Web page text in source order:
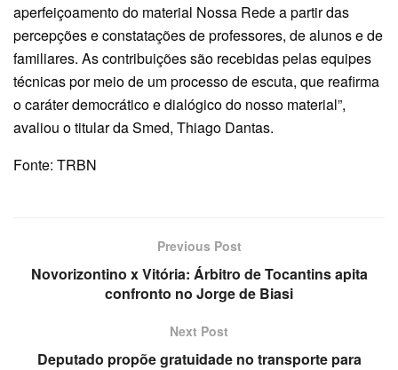
aperfeiçoamento do material Nossa Rede a partir das
percepções e constatações de professores, de alunos e de
familiares. As contribuições são recebidas pelas equipes
técnicas por meio de um processo de escuta, que reafirma
o caráter democrático e dialógico do nosso material”,
avaliou o titular da Smed, Thiago Dantas.
Fonte: TRBN
Previous Post
Novorizontino x Vitória: Árbitro de Tocantins apita
confronto no Jorge de Biasi
Next Post
Deputado propõe gratuidade no transporte para